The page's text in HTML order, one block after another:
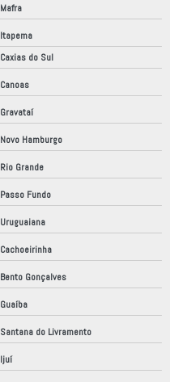
Mafra
Itapema
Caxias do Sul
Canoas
Gravataí
Novo Hamburgo
Rio Grande
Passo Fundo
Uruguaiana
Cachoeirinha
Bento Gonçalves
Guaíba
Santana do Livramento
Ijuí